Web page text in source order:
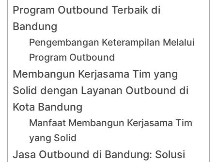
Program Outbound Terbaik di
Bandung
Pengembangan Keterampilan Melalui
Program Outbound
Membangun Kerjasama Tim yang
Solid dengan Layanan Outbound di
Kota Bandung
Manfaat Membangun Kerjasama Tim
yang Solid
Jasa Outbound di Bandung: Solusi